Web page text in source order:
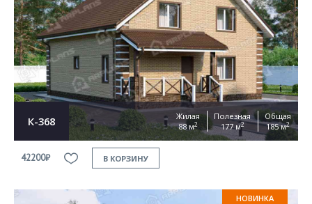
К-368
Жилая
88 м2
Полезная
177 м2
Общая
185 м2
42200₽ В КОРЗИНУ
НОВИНКА